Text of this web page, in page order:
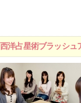
西洋占星術ブラッシュ